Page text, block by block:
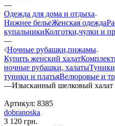
—
Одежда для дома и отдыха
Нижнее бельеЖенская одежда
купальникиКолготки,чулки и
—
Ночные рубашки,пижамы
Купить женский халат
ночные рубашки, халаты
туники и платьяВелюровые и
—Изысканный шелковый халат
Артикул: 8385
dobranoska
3 120 грн.